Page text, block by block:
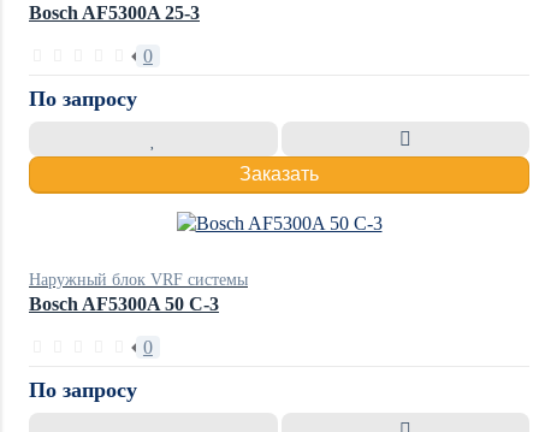
Bosch AF5300A 25-3
0
По запросу
Заказать
Наружный блок VRF системы
Bosch AF5300A 50 C-3
0
По запросу